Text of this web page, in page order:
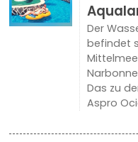
Der
befindet
Das zu
Aspro